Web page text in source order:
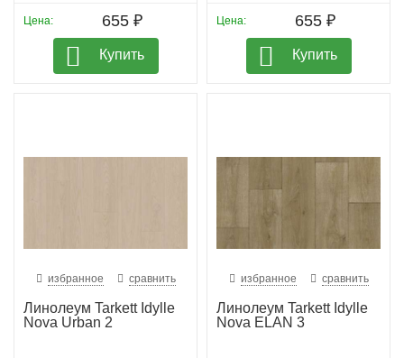
Цена: 655 ₽
Купить
Цена: 655 ₽
Купить
избранное сравнить
Линолеум Tarkett Idylle
Nova Urban 2
избранное сравнить
Линолеум Tarkett Idylle
Nova ELAN 3